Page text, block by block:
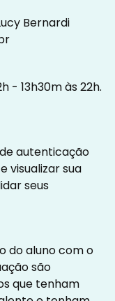
Bernardi
- 13h30m às 22h.
autenticação
visualizar sua
seus
do aluno com o
são
que tenham